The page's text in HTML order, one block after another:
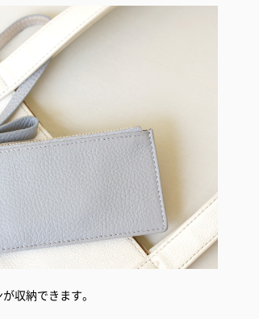
収納できます。